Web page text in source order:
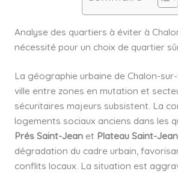
Analyse des quartiers à éviter à
nécessité pour un choix de quartier
La géographie urbaine de Chalon-
ville entre zones en mutation et
sécuritaires majeurs subsistent. La
logements sociaux anciens dans les
Prés Saint-Jeanet Plateau Saint-Jean
dégradation du cadre urbain,
conflits locaux. La situation est